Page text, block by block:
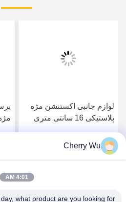
لوازم جانبی اکستنشن مژه
پلاستیکی 16 سانتی متری
Cherry Wu
4:01 AM
what product are you looking for?